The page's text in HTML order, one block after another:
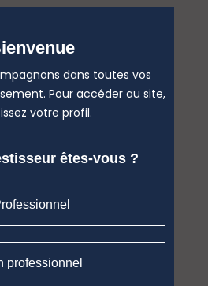
cotée
dans toutes vos
Pour accéder au site,
votre profil.
êtes-vous ?
professionnel